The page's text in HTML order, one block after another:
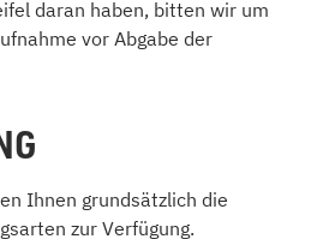
daran haben, bitten wir um
vor Abgabe der
Ihnen grundsätzlich die
zur Verfügung.